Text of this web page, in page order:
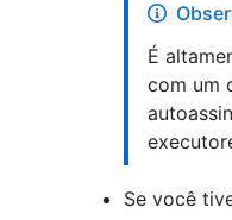
É
com um
Se você